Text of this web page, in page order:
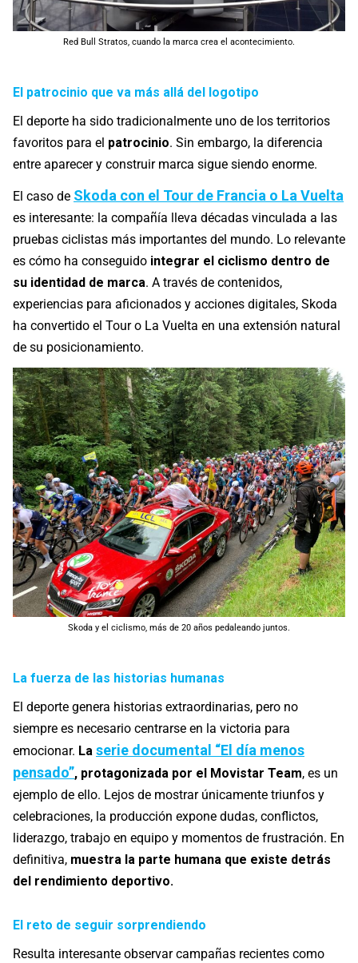
Red Bull Stratos, cuando la marca crea el acontecimiento.
El patrocinio que va más allá del logotipo
El deporte ha sido tradicionalmente uno de los territorios
favoritos para el patrocinio. Sin embargo, la diferencia
entre aparecer y construir marca sigue siendo enorme.
El caso de Skoda con el Tour de Francia o La Vuelta
es interesante: la compañía lleva décadas vinculada a las
pruebas ciclistas más importantes del mundo. Lo relevante
es cómo ha conseguido integrar el ciclismo dentro de
su identidad de marca. A través de contenidos,
experiencias para aficionados y acciones digitales, Skoda
ha convertido el Tour o La Vuelta en una extensión natural
de su posicionamiento.
Skoda y el ciclismo, más de 20 años pedaleando juntos.
La fuerza de las historias humanas
El deporte genera historias extraordinarias, pero no
siempre es necesario centrarse en la victoria para
emocionar. La serie documental “El día menos
pensado”, protagonizada por el Movistar Team, es un
ejemplo de ello. Lejos de mostrar únicamente triunfos y
celebraciones, la producción expone dudas, conflictos,
liderazgo, trabajo en equipo y momentos de frustración. En
definitiva, muestra la parte humana que existe detrás
del rendimiento deportivo.
El reto de seguir sorprendiendo
Resulta interesante observar campañas recientes como